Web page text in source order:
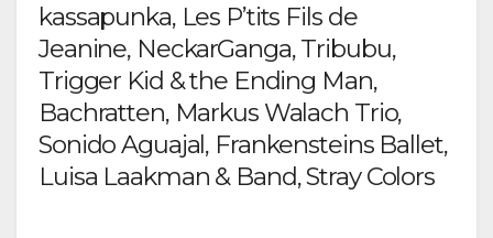
kassapunka, Les P’tits Fils de
Jeanine, NeckarGanga, Tribubu,
Trigger Kid & the Ending Man,
Bachratten, Markus Walach Trio,
Sonido Aguajal, Frankensteins Ballet,
Luisa Laakman & Band, Stray Colors